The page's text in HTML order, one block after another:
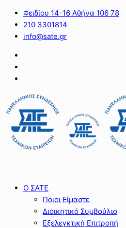
Φειδίου 14-16 Αθήνα 106 78
210 3301814
info@sate.gr
Ο ΣΑΤΕ
Ποιοι Είμαστε
Διοικητικό Συμβούλιο
Εξελεγκτική Επιτροπή